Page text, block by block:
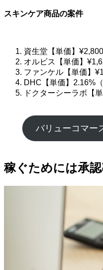
スキンケア商品の案件
資生堂【単価】
オルビス【単価】
ファンケル【単価】
DHC【単価】2.16%
ドクターシーラボ【
バリューコマー
稼ぐためには承